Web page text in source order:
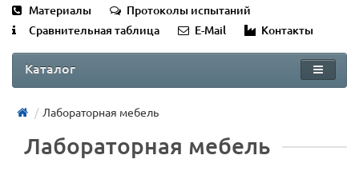
Материалы
Протоколы испытаний
Сравнительная таблица
E-Mail Контакты
Каталог
Лабораторная мебель
Лабораторная мебель